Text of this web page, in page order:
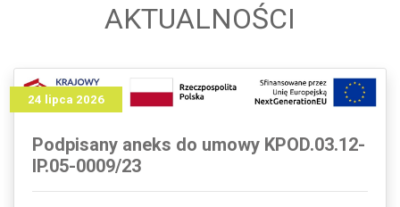
AKTUALNOŚCI
24 lipca 2026
Podpisany aneks do umowy KPOD.03.12-
IP.05-0009/23